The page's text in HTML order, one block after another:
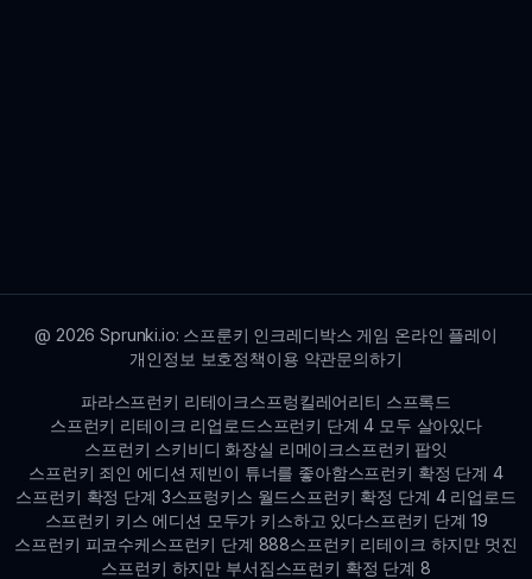
@ 2026 Sprunki.io: 스프룬키 인크레디박스 게임 온라인 플레이
개인정보 보호정책이용 약관문의하기
파라스프런키 리테이크스프렁킬레어리티 스프록드
스프런키 리테이크 리업로드스프런키 단계 4 모두 살아있다
스프런키 스키비디 화장실 리메이크스프런키 팝잇
스프런키 죄인 에디션 제빈이 튜너를 좋아함스프런키 확정 단계 4
스프런키 확정 단계 3스프렁키스 월드스프런키 확정 단계 4 리업로드
스프런키 키스 에디션 모두가 키스하고 있다스프런키 단계 19
스프런키 피코수케스프런키 단계 888스프런키 리테이크 하지만 멋진
스프런키 하지만 부서짐스프런키 확정 단계 8